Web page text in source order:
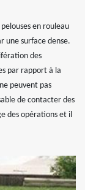
en rouleau
une surface dense.
des
par rapport à la
peuvent pas
de contacter des
des opérations et il